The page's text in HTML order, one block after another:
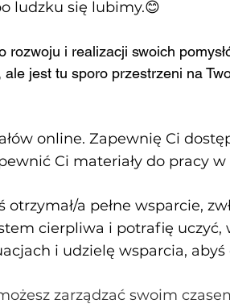
ludzku się lubimy.😊
rozwoju i realizacji swoich
ale jest tu sporo przestrzeni na
online. Zapewnię Ci
Ci materiały do pracy
otrzymał/a pełne wsparcie,
cierpliwa i potrafię
i udzielę wsparcia,
zarządzać swoim